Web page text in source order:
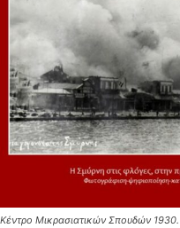
Κέντρο Μικρασιατικών Σπουδών